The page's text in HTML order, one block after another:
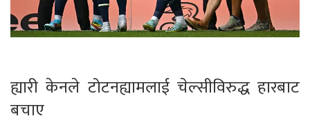
ह्यारी केनले टोटनह्यामलाई चेल्सीविरुद्ध हारबाट
बचाए